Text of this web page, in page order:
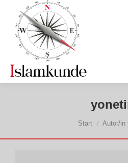
Sie befinden
Start Autor/in